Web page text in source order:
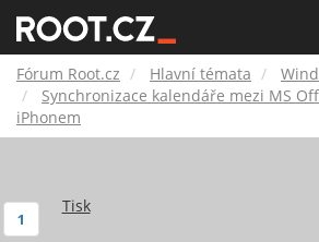
Root.cz
Fórum Root.cz Hlavní témata
Synchronizace kalendáře mezi MS
iPhonem
Tisk
1